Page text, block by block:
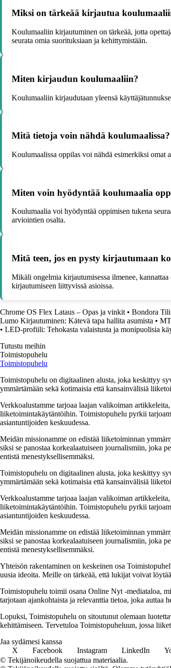
Miksi on tärkeää kirjautua
Koulumaaliin kirjautuminen on tärkeää, jotta
seurata omia suorituksiaan ja kehittymistään.
Miten kirjaudun koulumaaliin?
Koulumaaliin kirjaudutaan yleensä
Mitä tietoja voin nähdä koulumaalissa?
Koulumaalissa oppilas voi nähdä esimerkiksi omat
Miten voin hyödyntää koulumaalia
Koulumaalia voi hyödyntää oppimisen tukena
arviointien osalta.
Mitä teen, jos en pysty kirjautumaan
Mikäli ongelmia kirjautumisessa ilmenee,
kirjautumiseen liittyvissä asioissa.
Chrome OS Flex Lataus – Opas ja vinkit • Bondora
Lumo Kirjautuminen: Kätevä tapa hallita asumista •
• LED-profiili: Tehokasta valaistusta ja monipuolisia
Tutustu meihin
Toimistopuhelu
Toimistopuhelu
Toimistopuhelu on digitaalinen alusta, joka keskittyy
ymmärtämään sekä kotimaisia että kansainvälisiä
Verkkoalustamme tarjoaa laajan valikoiman
liiketoimintakäytäntöihin. Toimistopuhelu pyrkii
asiantuntijoiden keskuudessa.
Meidän missionamme on edistää liiketoiminnan
siksi se panostaa korkealaatuiseen journalismiin, joka
entistä menestyksellisemmäksi.
Toimistopuhelu on digitaalinen alusta, joka keskittyy
ymmärtämään sekä kotimaisia että kansainvälisiä
Verkkoalustamme tarjoaa laajan valikoiman
liiketoimintakäytäntöihin. Toimistopuhelu pyrkii
asiantuntijoiden keskuudessa.
Meidän missionamme on edistää liiketoiminnan
siksi se panostaa korkealaatuiseen journalismiin, joka
entistä menestyksellisemmäksi.
Yhteisön rakentaminen on keskeinen osa
uusia ideoita. Meille on tärkeää, että lukijat voivat
Toimistopuhelu toimii osana Online Nyt -mediataloa,
tarjotaan ajankohtaista ja relevanttia tietoa, joka auttaa
Lopuksi, Toimistopuhelu on sitoutunut olemaan
kehittämiseen. Tervetuloa Toimistopuheluun, jossa
Jaa sydämesi kanssa
X
Facebook Instagram LinkedIn
© Tekijänoikeudella suojattua materiaalia.